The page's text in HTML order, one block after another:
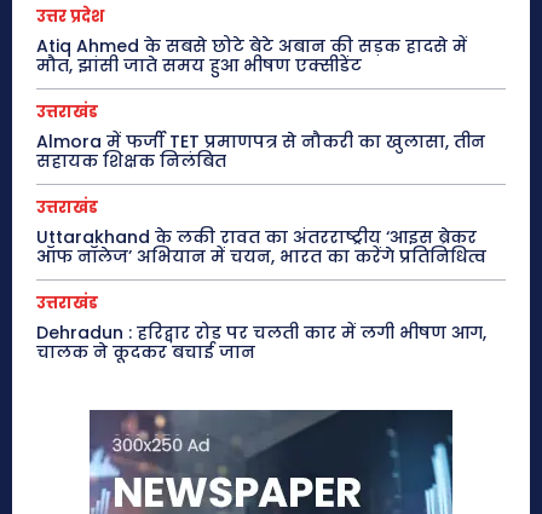
उत्तर प्रदेश
Atiq Ahmed के सबसे छोटे बेटे अबान की सड़क हादसे में
मौत, झांसी जाते समय हुआ भीषण एक्सीडेंट
उत्तराखंड
Almora में फर्जी TET प्रमाणपत्र से नौकरी का खुलासा, तीन
सहायक शिक्षक निलंबित
उत्तराखंड
Uttarakhand के लकी रावत का अंतरराष्ट्रीय ‘आइस ब्रेकर
ऑफ नॉलेज’ अभियान में चयन, भारत का करेंगे प्रतिनिधित्व
उत्तराखंड
Dehradun : हरिद्वार रोड पर चलती कार में लगी भीषण आग,
चालक ने कूदकर बचाई जान